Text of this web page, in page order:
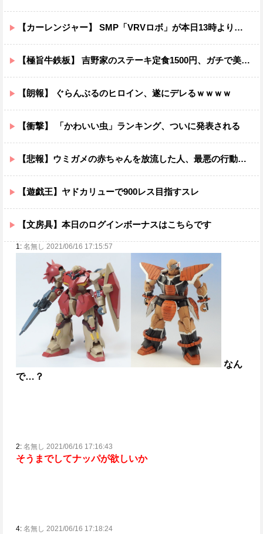
【カーレンジャー】 SMP「VRVロボ」が本日13時より予約受付開始！！プレミアムバンダイ限定で登場！！
【極旨牛鉄板】 吉野家のステーキ定食1500円、ガチで美味そうｗｗｗ
【朗報】 ぐらんぶるのヒロイン、遂にデレるｗｗｗｗ
【衝撃】 「かわいい虫」ランキング、ついに発表される
【悲報】ウミガメの赤ちゃんを放流した人、最悪の行動だと叩かれるｗｗｗｗ
【遊戯王】ヤドカリューで900レス目指すスレ
【文房具】本日のログインボーナスはこちらです
1: 名無し 2021/06/16 17:15:57
なん
で…？
2: 名無し 2021/06/16 17:16:43
そうまでしてナッパが欲しいか
4: 名無し 2021/06/16 17:18:24